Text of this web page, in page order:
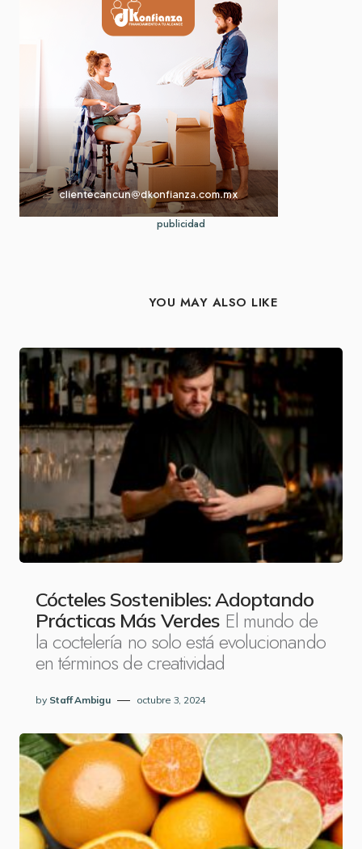
publicidad
YOU MAY ALSO LIKE
Cócteles Sostenibles: Adoptando
Prácticas Más Verdes El mundo de
la coctelería no solo está evolucionando
en términos de creatividad
by Staff Ambigu octubre 3, 2024